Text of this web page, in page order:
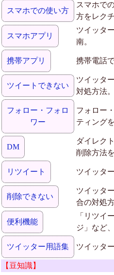
スマホでの使い方
スマホで
方をレク
スマホアプリ
ツイッタ
南。
携帯アプリ 携帯電話
ツイートできない
ツイッタ
対処方法。
フォロー・フォロ
ワー
フォロー
ティング
DM
ダイレク
削除方法
リツイート ツイッタ
削除できない
ツイッタ
合の対処方
便利機能
「リツイ
ジ」など
ツイッター用語集 ツイッタ
【豆知識】